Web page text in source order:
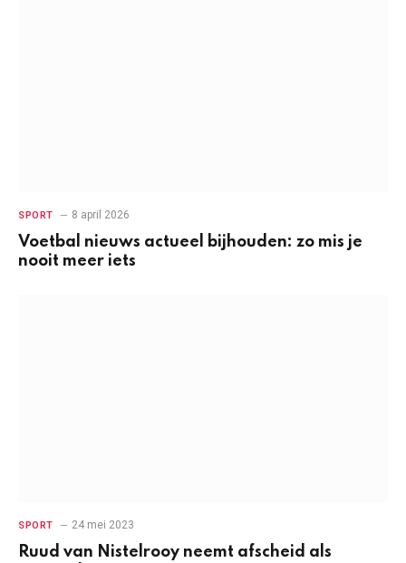
SPORT 8 april 2026
Voetbal nieuws actueel bijhouden: zo mis je
nooit meer iets
SPORT 24 mei 2023
Ruud van Nistelrooy neemt afscheid als